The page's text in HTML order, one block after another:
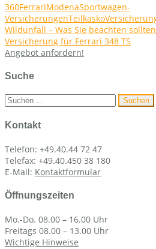
360FerrariModenaSportwagen-
VersicherungenTeilkasko
Wildunfall – Was Sie beachten
Versicherung für Ferrari 348 TS
Angebot anfordern!
Suche
Suchen
Kontakt
Telefon: +49.40.44 72 47
Telefax: +49.40.450 38 180
E-Mail: Kontaktformular
Öffnungszeiten
Mo.-Do. 08.00 – 16.00 Uhr
Freitags 08.00 – 13.00 Uhr
Wichtige Hinweise